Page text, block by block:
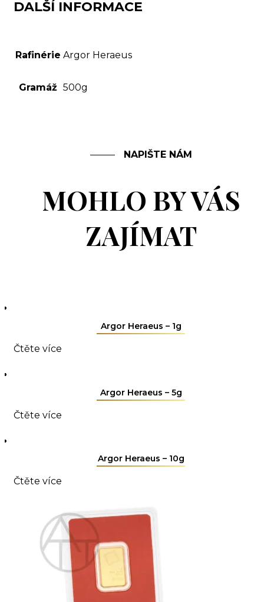
DALŠÍ INFORMACE
Rafinérie Argor Heraeus
Gramáž 500g
NAPIŠTE NÁM
MOHLO BY VÁS
ZAJÍMAT
Argor Heraeus – 1g
Čtěte více
Argor Heraeus – 5g
Čtěte více
Argor Heraeus – 10g
Čtěte více